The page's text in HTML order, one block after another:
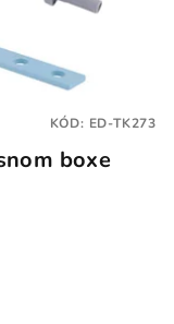
boxe
KÓD: ED-TK273